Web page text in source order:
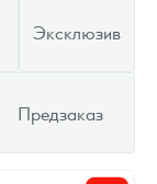
Эксклюзив
Предзаказ